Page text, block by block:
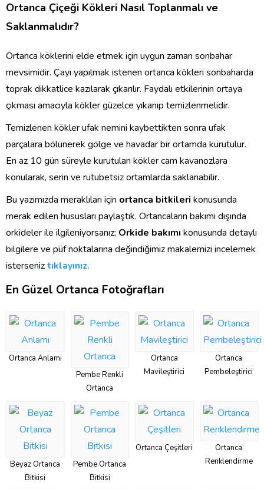
Ortanca Çiçeği Kökleri Nasıl Toplanmalı ve
Saklanmalıdır?
Ortanca köklerini elde etmek için uygun zaman sonbahar
mevsimidir. Çayı yapılmak istenen ortanca kökleri sonbaharda
toprak dikkatlice kazılarak çıkarılır. Faydalı etkilerinin ortaya
çıkması amacıyla kökler güzelce yıkanıp temizlenmelidir.
Temizlenen kökler ufak nemini kaybettikten sonra ufak
parçalara bölünerek gölge ve havadar bir ortamda kurutulur.
En az 10 gün süreyle kurutulan kökler cam kavanozlara
konularak, serin ve rutubetsiz ortamlarda saklanabilir.
Bu yazımızda meraklıları için ortanca bitkileri konusunda
merak edilen hususları paylaştık. Ortancaların bakımı dışında
orkideler ile ilgileniyorsanız; Orkide bakımı konusunda detaylı
bilgilere ve püf noktalarına değindiğimiz makalemizi incelemek
isterseniztıklayınız.
En Güzel Ortanca Fotoğrafları
Ortanca Anlamı
Pembe Renkli
Ortanca
Ortanca
Mavileştirici
Ortanca
Pembeleştirici
Beyaz Ortanca
Bitkisi
Pembe Ortanca
Bitkisi
Ortanca Çeşitleri
Ortanca
Renklendirme